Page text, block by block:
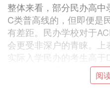
整体来看，部分民办高
C类普高线的，但即便是
有差距。民办学校对于
会更受非深户的青睐。
实际入学民办的考生高
公办分数水平的考生也大
阅